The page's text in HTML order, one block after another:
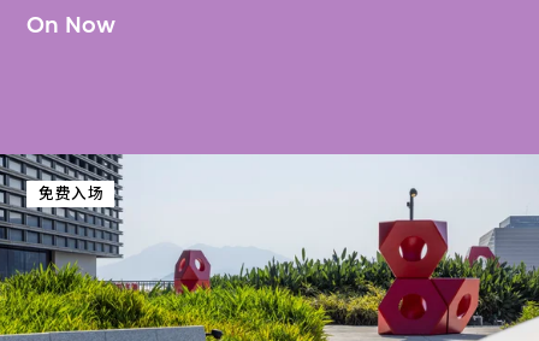
On Now
免费入场